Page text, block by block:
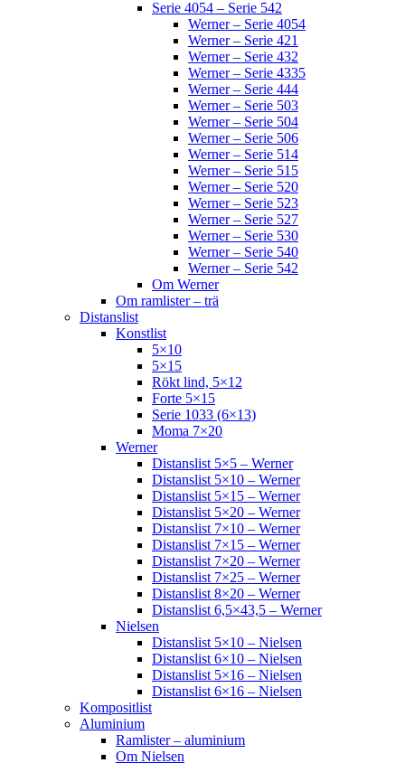
Serie 4054 – Serie 542
Werner – Serie 4054
Werner – Serie 421
Werner – Serie 432
Werner – Serie 4335
Werner – Serie 444
Werner – Serie 503
Werner – Serie 504
Werner – Serie 506
Werner – Serie 514
Werner – Serie 515
Werner – Serie 520
Werner – Serie 523
Werner – Serie 527
Werner – Serie 530
Werner – Serie 540
Werner – Serie 542
Om Werner
Om ramlister – trä
Distanslist
Konstlist
5×10
5×15
Rökt lind, 5×12
Forte 5×15
Serie 1033 (6×13)
Moma 7×20
Werner
Distanslist 5×5 – Werner
Distanslist 5×10 – Werner
Distanslist 5×15 – Werner
Distanslist 5×20 – Werner
Distanslist 7×10 – Werner
Distanslist 7×15 – Werner
Distanslist 7×20 – Werner
Distanslist 7×25 – Werner
Distanslist 8×20 – Werner
Distanslist 6,5×43,5 – Werner
Nielsen
Distanslist 5×10 – Nielsen
Distanslist 6×10 – Nielsen
Distanslist 5×16 – Nielsen
Distanslist 6×16 – Nielsen
Kompositlist
Aluminium
Ramlister – aluminium
Om Nielsen